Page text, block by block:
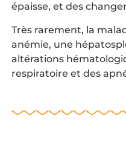
épaisse, et des
Très rarement, la
anémie, une
altérations
respiratoire et des